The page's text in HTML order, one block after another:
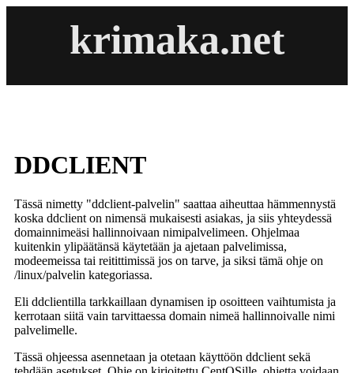
krimaka.net
DDCLIENT
Tässä nimetty "ddclient-palvelin" saattaa aiheuttaa hämmennystä
koska ddclient on nimensä mukaisesti asiakas, ja siis yhteydessä
domainnimeäsi hallinnoivaan nimipalvelimeen. Ohjelmaa
kuitenkin ylipäätänsä käytetään ja ajetaan palvelimissa,
modeemeissa tai reitittimissä jos on tarve, ja siksi tämä ohje on
/linux/palvelin kategoriassa.
Eli ddclientilla tarkkaillaan dynamisen ip osoitteen vaihtumista ja
kerrotaan siitä vain tarvittaessa domain nimeä hallinnoivalle nimi
palvelimelle.
Tässä ohjeessa asennetaan ja otetaan käyttöön ddclient sekä